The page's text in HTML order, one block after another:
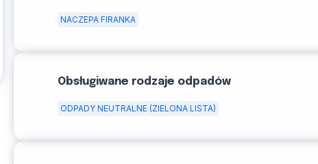
NACZEPA FIRANKA
Obsługiwane rodzaje odpadów
ODPADY NEUTRALNE (ZIELONA LISTA)